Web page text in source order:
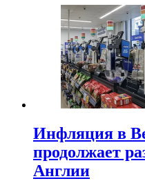
Инфляция в
продолжает
Англии